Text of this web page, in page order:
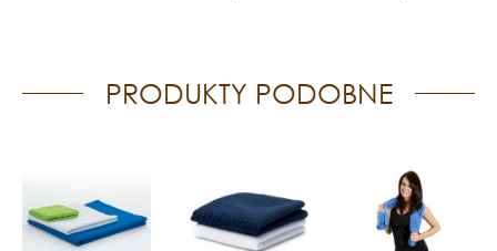
PRODUKTY PODOBNE